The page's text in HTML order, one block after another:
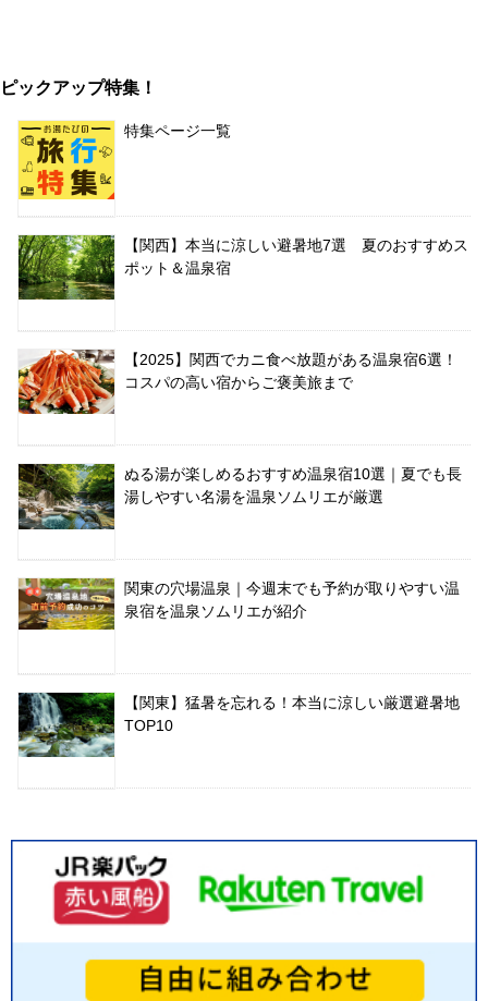
ピックアップ特集！
特集ページ一覧
【関西】本当に涼しい避暑地7選 夏のおすすめス
ポット＆温泉宿
【2025】関西でカニ食べ放題がある温泉宿6選！
コスパの高い宿からご褒美旅まで
ぬる湯が楽しめるおすすめ温泉宿10選｜夏でも長
湯しやすい名湯を温泉ソムリエが厳選
関東の穴場温泉｜今週末でも予約が取りやすい温
泉宿を温泉ソムリエが紹介
【関東】猛暑を忘れる！本当に涼しい厳選避暑地
TOP10